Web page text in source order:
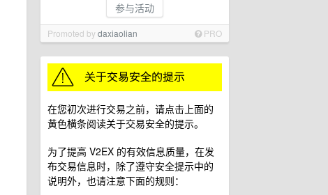
参与活动
Promoted bydaxiaolian PRO
在您初次进行交易之前，请点击上面的
黄色横条阅读关于交易安全的提示。
为了提高 V2EX 的有效信息质量，在发
布交易信息时，除了遵守安全提示中的
说明外，也请注意下面的规则：